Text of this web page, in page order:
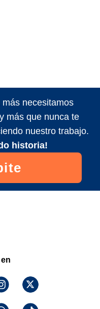
necesitamos
más que nunca te
nuestro trabajo.
historia!